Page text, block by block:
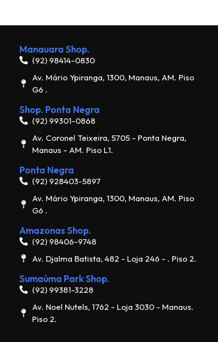
Manauara Shop.
(92) 98414-0830
Av. Mário Ypiranga, 1300, Manaus, AM. Piso
G6 .
Shop. Ponta Negra
(92) 99301-0868
Av. Coronel Teixeira, 5705 - Ponta Negra,
Manaus - AM. Piso L1.
Ponta Negra
(92) 928403-5897
Av. Mário Ypiranga, 1300, Manaus, AM. Piso
G6 .
Amazonas Shop.
(92) 98406-9748
Av. Djalma Batista, 482 - Loja 246 - . Piso 2.
Sumaúma Park Shop.
(92) 99381-3228
Av. Noel Nutels, 1762 - Loja 3030 - Manaus.
Piso 2.